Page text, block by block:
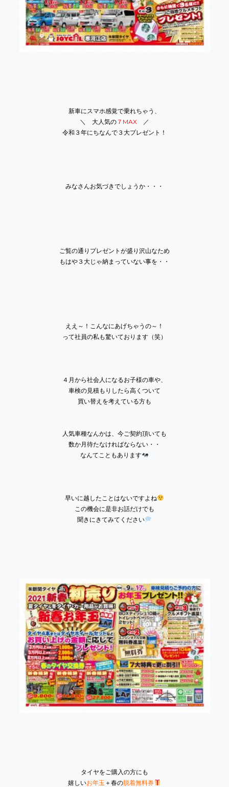
新車にスマホ感覚で乗れちゃう、
＼ 大人気の ７MAX ／
令和３年にちなんで ３大プレゼント！
みなさんお気づきでしょうか・・・
ご覧の通りプレゼントが盛り沢山なため
もはや３大じゃ納まっていない事を・・
ええ～！こんなにあげちゃうの～！
って社員の私も驚いております（笑）
４月から社会人になるお子様の車や、
車検の見積もりしたら高くついて
買い替えを考えている方も
人気車種なんかは、今ご契約頂いても
数か月待たなければならない・・
なんてこともあります
早いに越したことはないですよね
この機会に是非お話だけでも
聞きにきてみてください
タイヤをご購入の方にも
嬉しいお年玉 ＋春の脱着無料券